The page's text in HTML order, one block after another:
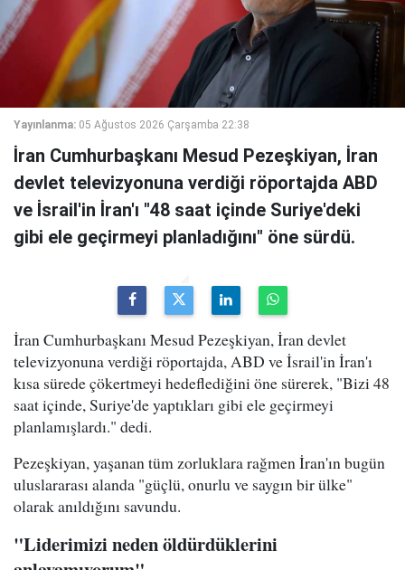
Yayınlanma: 05 Ağustos 2026 Çarşamba 22:38
İran Cumhurbaşkanı Mesud Pezeşkiyan, İran
devlet televizyonuna verdiği röportajda ABD
ve İsrail'in İran'ı "48 saat içinde Suriye'deki
gibi ele geçirmeyi planladığını" öne sürdü.
İran Cumhurbaşkanı Mesud Pezeşkiyan, İran devlet
televizyonuna verdiği röportajda, ABD ve İsrail'in İran'ı
kısa sürede çökertmeyi hedeflediğini öne sürerek, "Bizi 48
saat içinde, Suriye'de yaptıkları gibi ele geçirmeyi
planlamışlardı." dedi.
Pezeşkiyan, yaşanan tüm zorluklara rağmen İran'ın bugün
uluslararası alanda "güçlü, onurlu ve saygın bir ülke"
olarak anıldığını savundu.
"Liderimizi neden öldürdüklerini